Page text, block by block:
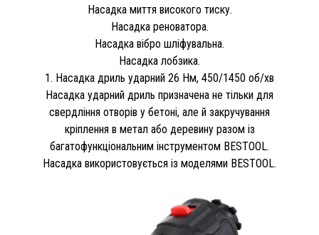
Насадка миття високого тиску.
Насадка реноватора.
Насадка вібро шліфувальна.
Насадка лобзика.
1. Насадка дриль ударний 26 Нм, 450/1450 об/хв
Насадка ударний дриль призначена не тільки для
свердління отворів у бетоні, але й закручування
кріплення в метал або деревину разом із
багатофункціональним інструментом BESTOOL.
Насадка використовується із моделями BESTOOL.